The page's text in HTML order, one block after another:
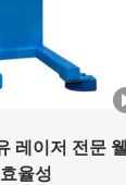
레이저 전문 웰
율성